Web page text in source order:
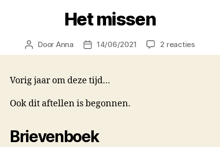
Het missen
Berichtauteur
Door Anna Berichtdatum
14/06/2021 2 reactiesop
Het
Vorig jaar om deze tijd…
Ook dit aftellen is begonnen.
Brievenboek